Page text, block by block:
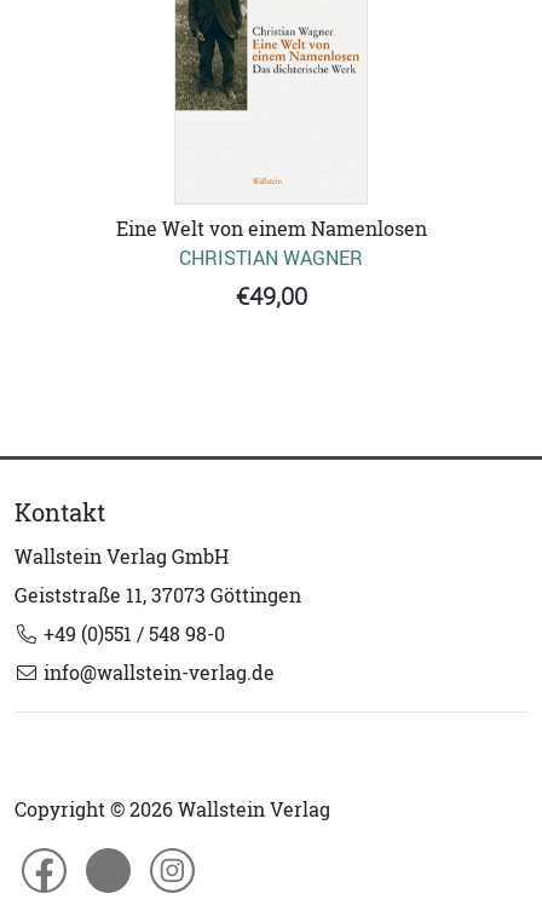
Eine Welt von einem Namenlosen
CHRISTIAN WAGNER
€49,00
Kontakt
Wallstein Verlag GmbH
Geiststraße 11, 37073 Göttingen
+49 (0)551 / 548 98-0
info@wallstein-verlag.de
Copyright © 2026 Wallstein Verlag